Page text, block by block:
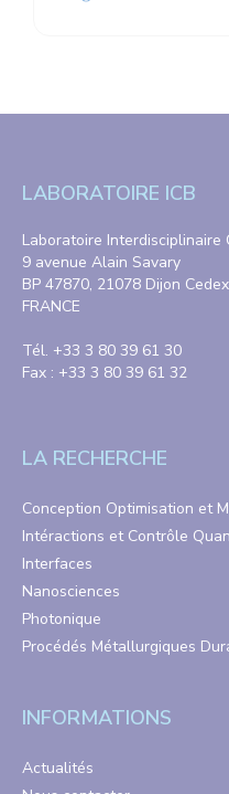
LABORATOIRE ICB
Laboratoire Interdisciplinaire
9 avenue Alain Savary
BP 47870, 21078 Dijon Cedex
FRANCE
Tél. +33 3 80 39 61 30
Fax : +33 3 80 39 61 32
LA RECHERCHE
Conception Optimisation et
Intéractions et Contrôle
Interfaces
Nanosciences
Photonique
Procédés Métallurgiques
INFORMATIONS
Actualités